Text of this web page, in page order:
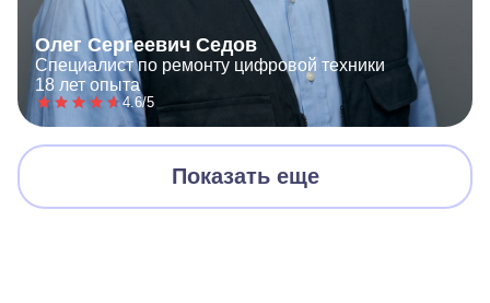
Олег Сергеевич Седов
Специалист по ремонту цифровой техники
18 лет опыта
4.6/5
Показать еще